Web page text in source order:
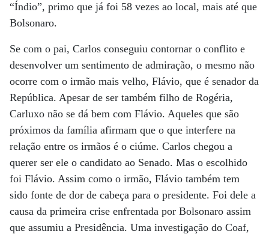
“Índio”, primo que já foi 58 vezes ao local, mais até que
Bolsonaro.
Se com o pai, Carlos conseguiu contornar o conflito e
desenvolver um sentimento de admiração, o mesmo não
ocorre com o irmão mais velho, Flávio, que é senador da
República. Apesar de ser também filho de Rogéria,
Carluxo não se dá bem com Flávio. Aqueles que são
próximos da família afirmam que o que interfere na
relação entre os irmãos é o ciúme. Carlos chegou a
querer ser ele o candidato ao Senado. Mas o escolhido
foi Flávio. Assim como o irmão, Flávio também tem
sido fonte de dor de cabeça para o presidente. Foi dele a
causa da primeira crise enfrentada por Bolsonaro assim
que assumiu a Presidência. Uma investigação do Coaf,